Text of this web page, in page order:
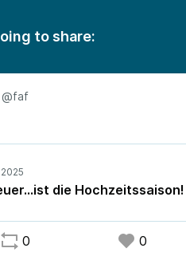
to share:
@faf
die Hochzeitssaison!
0 0